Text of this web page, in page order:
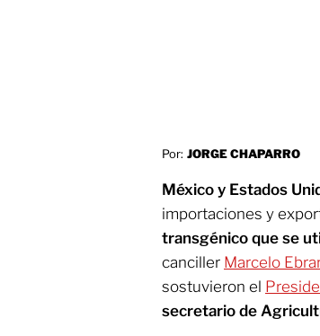
Por: JORGE CHAPARRO
México y Estados
importaciones y
transgénico que se
canciller Marcelo
sostuvieron el
secretario de